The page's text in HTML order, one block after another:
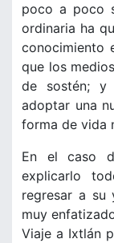
poco a poco
ordinaria ha
conocimiento
que los
de sostén; y
adoptar una
forma de vida
En el caso
explicarlo
regresar a su
muy
Viaje a Ixtlán